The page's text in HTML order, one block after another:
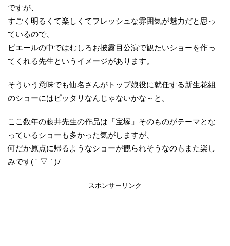
ですが、
すごく明るくて楽しくてフレッシュな雰囲気が魅力だと思っ
ているので、
ピエールの中ではむしろお披露目公演で観たいショーを作っ
てくれる先生というイメージがあります。
そういう意味でも仙名さんがトップ娘役に就任する新生花組
のショーにはピッタリなんじゃないかな～と。
ここ数年の藤井先生の作品は「宝塚」そのものがテーマとな
っているショーも多かった気がしますが、
何だか原点に帰るようなショーが観られそうなのもまた楽し
みです( ´ ▽ ` )ﾉ
スポンサーリンク